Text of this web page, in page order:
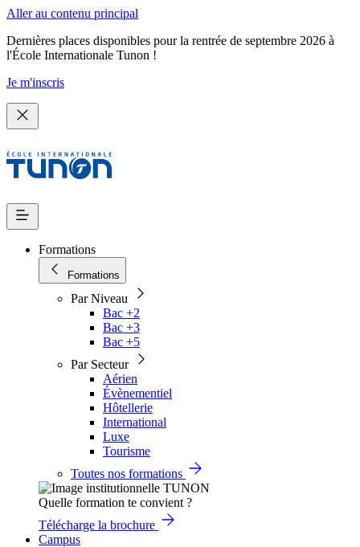
Aller au contenu principal
Dernières places disponibles pour la rentrée de septembre 2026 à
l'École Internationale Tunon !
Je m'inscris
Formations
Formations
Par Niveau
Bac +2
Bac +3
Bac +5
Par Secteur
Aérien
Évènementiel
Hôtellerie
International
Luxe
Tourisme
Toutes nos formations
Quelle formation te convient ?
Télécharge la brochure
Campus